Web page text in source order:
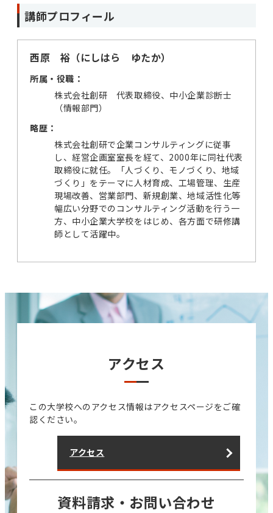
講師プロフィール
西原 裕（にしはら ゆたか）
所属・役職：
株式会社創研 代表取締役、中小企業診断士
（情報部門）
略歴：
株式会社創研で企業コンサルティングに従事
し、経営企画室室長を経て、2000年に同社代表
取締役に就任。「人づくり、モノづくり、地域
づくり」をテーマに人材育成、工場管理、生産
現場改善、営業部門、新規創業、地域活性化等
幅広い分野でのコンサルティング活動を行う一
方、中小企業大学校をはじめ、各方面で研修講
師として活躍中。
アクセス
この大学校へのアクセス情報はアクセスページをご確
認ください。
アクセス
資料請求・お問い合わせ